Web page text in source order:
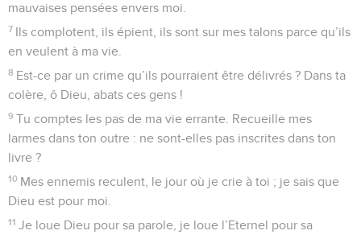
mauvaises pensées envers moi.
7 Ils complotent, ils épient, ils sont sur mes talons parce qu’ils
en veulent à ma vie.
8 Est-ce par un crime qu’ils pourraient être délivrés ? Dans ta
colère, ô Dieu, abats ces gens !
9 Tu comptes les pas de ma vie errante. Recueille mes
larmes dans ton outre : ne sont-elles pas inscrites dans ton
livre ?
10 Mes ennemis reculent, le jour où je crie à toi ; je sais que
Dieu est pour moi.
11 Je loue Dieu pour sa parole, je loue l’Eternel pour sa